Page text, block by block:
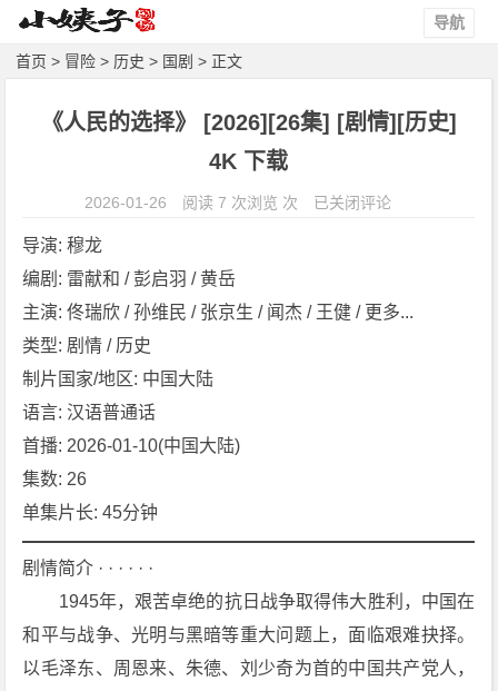
导航
首页 > 冒险 > 历史 > 国剧 > 正文
《人民的选择》 [2026][26集] [剧情][历史]
4K 下载
2026-01-26 阅读 7 次浏览 次
《人
择》
[历
4
K
已关闭评论
导演: 穆龙
编剧: 雷献和 / 彭启羽 / 黄岳
主演: 佟瑞欣 / 孙维民 / 张京生 / 闻杰 / 王健 / 更多...
类型: 剧情 / 历史
制片国家/地区: 中国大陆
语言: 汉语普通话
首播: 2026-01-10(中国大陆)
集数: 26
单集片长: 45分钟
剧情简介 · · · · · ·
1945年，艰苦卓绝的抗日战争取得伟大胜利，中国在
和平与战争、光明与黑暗等重大问题上，面临艰难抉择。
以毛泽东、周恩来、朱德、刘少奇为首的中国共产党人，